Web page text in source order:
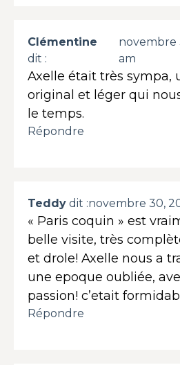
Clémentine
dit :
novembre
am
Axelle était très sympa,
original et léger qui
le temps.
Répondre
Teddy dit :novembre 30,
« Paris coquin » est
belle visite, très
et drole! Axelle nous a
une epoque oubliée,
passion! c’etait
Répondre